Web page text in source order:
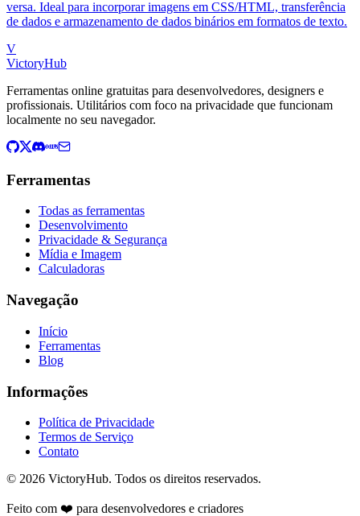
versa. Ideal para incorporar imagens em CSS/HTML, transferência
de dados e armazenamento de dados binários em formatos de texto.
V
VictoryHub
Ferramentas online gratuitas para desenvolvedores, designers e
profissionais. Utilitários com foco na privacidade que funcionam
localmente no seu navegador.
Ferramentas
Todas as ferramentas
Desenvolvimento
Privacidade & Segurança
Mídia e Imagem
Calculadoras
Navegação
Início
Ferramentas
Blog
Informações
Política de Privacidade
Termos de Serviço
Contato
© 2026 VictoryHub. Todos os direitos reservados.
Feito com ❤️ para desenvolvedores e criadores